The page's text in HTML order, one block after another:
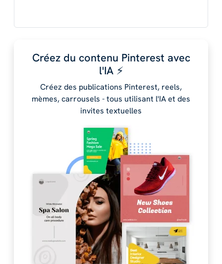
Créez du contenu Pinterest avec
l'IA ⚡️
Créez des publications Pinterest, reels,
mèmes, carrousels - tous utilisant l'IA et des
invites textuelles